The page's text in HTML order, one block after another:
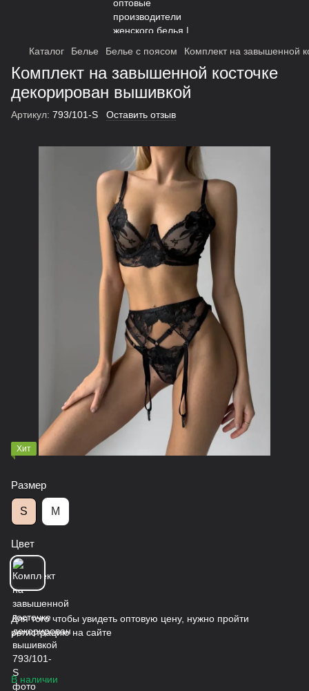
Каталог Белье Белье с поясом Комплект на завышенной
Комплект на завышенной косточке
декорирован вышивкой
Артикул: 793/101-S Оставить отзыв
Хит
Размер
S M
Цвет
Для того чтобы увидеть оптовую цену, нужно пройти
регистрацию на сайте
В наличии